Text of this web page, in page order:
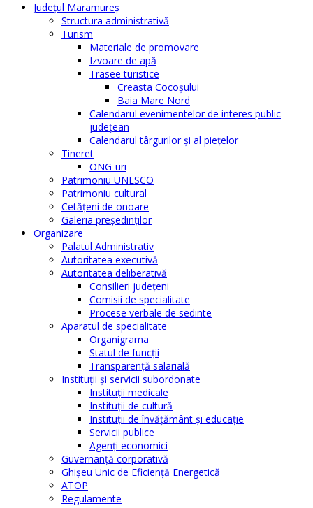
Judeţul Maramureş
Structura administrativă
Turism
Materiale de promovare
Izvoare de apă
Trasee turistice
Creasta Cocoșului
Baia Mare Nord
Calendarul evenimentelor de interes public
judeţean
Calendarul târgurilor şi al pieţelor
Tineret
ONG-uri
Patrimoniu UNESCO
Patrimoniu cultural
Cetăţeni de onoare
Galeria președinților
Organizare
Palatul Administrativ
Autoritatea executivă
Autoritatea deliberativă
Consilieri judeţeni
Comisii de specialitate
Procese verbale de sedinte
Aparatul de specialitate
Organigrama
Statul de funcții
Transparență salarială
Instituţii şi servicii subordonate
Instituţii medicale
Instituţii de cultură
Instituţii de învăţământ şi educaţie
Servicii publice
Agenţi economici
Guvernanță corporativă
Ghişeu Unic de Eficienţă Energetică
ATOP
Regulamente